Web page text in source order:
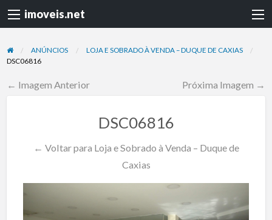
imoveis.net
ANÚNCIOS
LOJA E SOBRADO À VENDA – DUQUE DE CAXIAS
DSC06816
← Imagem Anterior Próxima Imagem →
DSC06816
← Voltar para Loja e Sobrado à Venda – Duque de
Caxias